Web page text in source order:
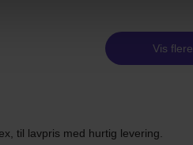
Vis flere
til lavpris med hurtig levering.